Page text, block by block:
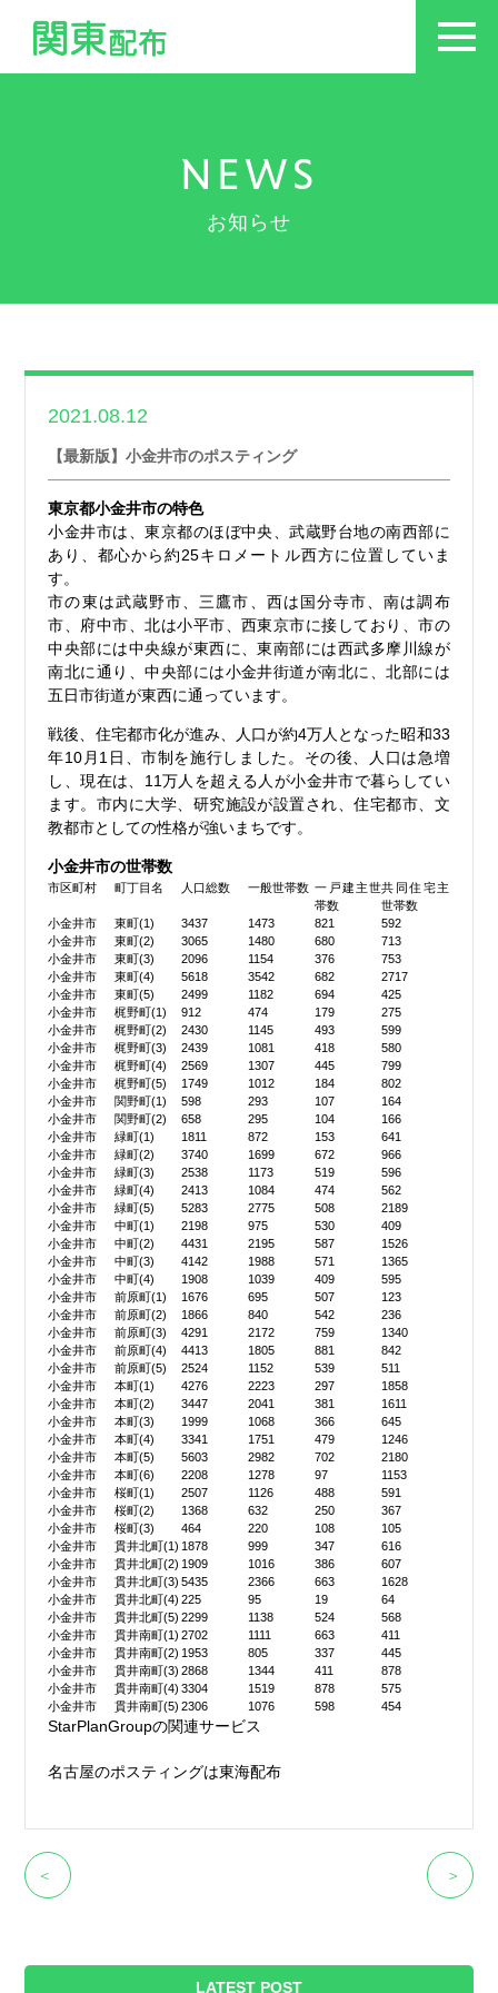
NEWS
お知らせ
2021.08.12
【最新版】小金井市のポスティング
東京都小金井市の特色
小金井市は、東京都のほぼ中央、武蔵野台地の南西部に
あり、都心から約25キロメートル西方に位置していま
す。
市の東は武蔵野市、三鷹市、西は国分寺市、南は調布
市、府中市、北は小平市、西東京市に接しており、市の
中央部には中央線が東西に、東南部には西武多摩川線が
南北に通り、中央部には小金井街道が南北に、北部には
五日市街道が東西に通っています。
戦後、住宅都市化が進み、人口が約4万人となった昭和33
年10月1日、市制を施行しました。その後、人口は急増
し、現在は、11万人を超える人が小金井市で暮らしてい
ます。市内に大学、研究施設が設置され、住宅都市、文
教都市としての性格が強いまちです。
小金井市の世帯数
市区町村 町丁目名 人口総数 一般世帯数 一戸建主世
帯数
共同住宅主
世帯数
小金井市
東町(1) 3437 1473 821
592
小金井市
東町(2) 3065 1480 680
713
小金井市
東町(3) 2096 1154 376
753
小金井市
東町(4) 5618 3542 682
2717
小金井市
東町(5) 2499 1182 694
425
小金井市
梶野町(1) 912 474 179
275
小金井市
梶野町(2) 2430 1145 493
599
小金井市
梶野町(3) 2439 1081 418
580
小金井市
梶野町(4) 2569 1307 445
799
小金井市
梶野町(5) 1749 1012 184
802
小金井市
関野町(1) 598 293 107
164
小金井市
関野町(2) 658 295 104
166
小金井市
緑町(1) 1811 872 153
641
小金井市
緑町(2) 3740 1699 672
966
小金井市
緑町(3) 2538 1173 519
596
小金井市
緑町(4) 2413 1084 474
562
小金井市
緑町(5) 5283 2775 508
2189
小金井市
中町(1) 2198 975 530
409
小金井市
中町(2) 4431 2195 587
1526
小金井市
中町(3) 4142 1988 571
1365
小金井市
中町(4) 1908 1039 409
595
小金井市
前原町(1) 1676 695 507
123
小金井市
前原町(2) 1866 840 542
236
小金井市
前原町(3) 4291 2172 759
1340
小金井市
前原町(4) 4413 1805 881
842
小金井市
前原町(5) 2524 1152 539
511
小金井市
本町(1) 4276 2223 297
1858
小金井市
本町(2) 3447 2041 381
1611
小金井市
本町(3) 1999 1068 366
645
小金井市
本町(4) 3341 1751 479
1246
小金井市
本町(5) 5603 2982 702
2180
小金井市
本町(6) 2208 1278 97
1153
小金井市
桜町(1) 2507 1126 488
591
小金井市
桜町(2) 1368 632 250
367
小金井市
桜町(3) 464 220 108
105
小金井市
貫井北町(1) 1878 999 347
616
小金井市
貫井北町(2) 1909 1016 386
607
小金井市
貫井北町(3) 5435 2366 663
1628
小金井市
貫井北町(4) 225 95 19
64
小金井市
貫井北町(5) 2299 1138 524
568
小金井市
貫井南町(1) 2702 1111 663
411
小金井市
貫井南町(2) 1953 805 337
445
小金井市
貫井南町(3) 2868 1344 411
878
小金井市
貫井南町(4) 3304 1519 878
575
小金井市
貫井南町(5) 2306 1076 598 454
StarPlanGroupの関連サービス
名古屋のポスティングは東海配布
＞
＜
LATEST POST